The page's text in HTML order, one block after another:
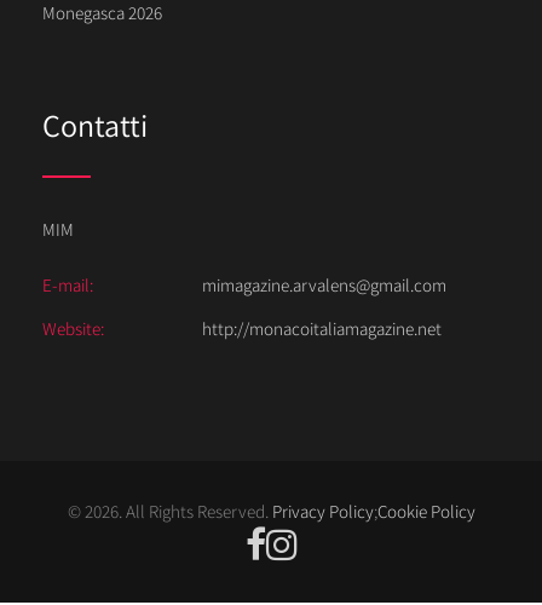
Monegasca 2026
Contatti
MIM
E-mail:
mimagazine.arvalens@gmail.com
Website:
http://monacoitaliamagazine.net
© 2026. All Rights Reserved. Privacy Policy;Cookie Policy